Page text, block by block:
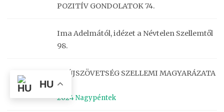
POZITÍV GONDOLATOK 74.
Ima Adelmától, idézet a Névtelen Szellemtől
98.
Az ÚJSZÖVETSÉG SZELLEMI MAGYARÁZATA
26.
2024 Nagypéntek
HU